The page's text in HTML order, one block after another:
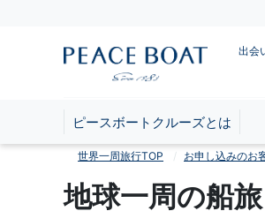
出会
ピースボートクルーズとは
世界一周旅行TOP お申し込みのお
地球一周の船